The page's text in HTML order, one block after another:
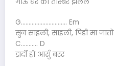
G………………………… Em
सुन साइली, साइली, पिडी मा
C……….. D
झर्दो हो आसुँ बरर